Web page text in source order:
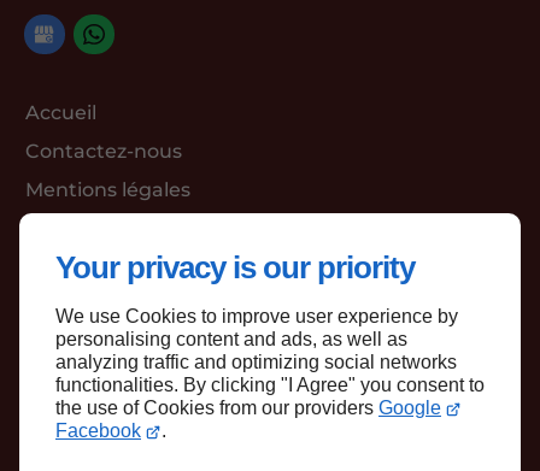
Your privacy is our priority
We use Cookies to improve user experience by
personalising content and ads, as well as
analyzing traffic and optimizing social networks
functionalities. By clicking "I Agree" you consent to
the use of Cookies from our providers Google
Facebook
.
Accueil
Contactez-nous
Mentions légales
Haut de page